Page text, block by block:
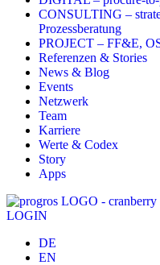
CONSULTING –
Prozessberatung
PROJECT – FF&E,
Referenzen & Stories
News & Blog
Events
Netzwerk
Team
Karriere
Werte & Codex
Story
Apps
LOGIN
DE
EN